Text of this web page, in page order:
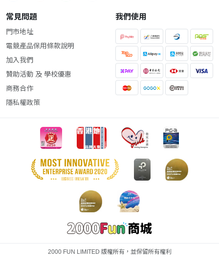
常見問題
門市地址
電競產品保用條款說明
加入我們
贊助活動 及 學校優惠
商務合作
隱私權政策
我們使用
2000 FUN LIMITED 版權所有，並保留所有權利